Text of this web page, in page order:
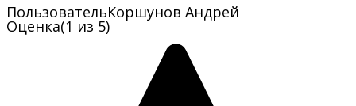
ПользовательКоршунов Андрей
Оценка(1 из 5)